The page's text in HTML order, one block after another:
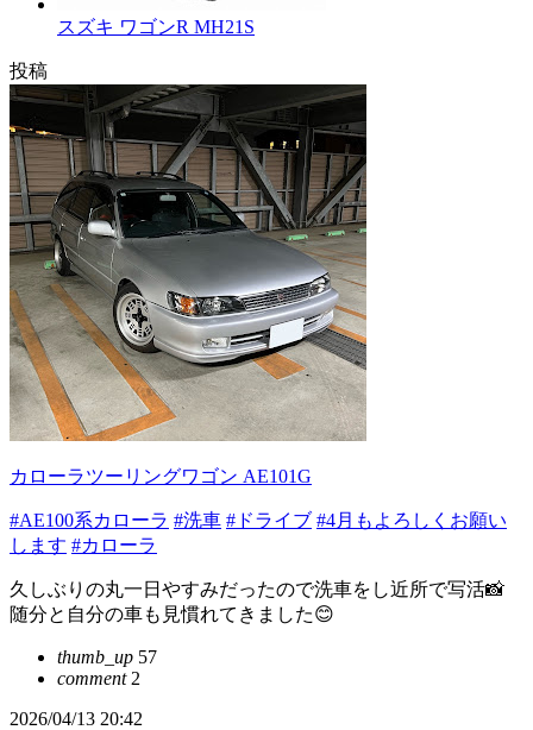
スズキ ワゴンR MH21S
投稿
カローラツーリングワゴン AE101G
#AE100系カローラ #洗車 #ドライブ #4月もよろしくお願い
します #カローラ
久しぶりの丸一日やすみだったので洗車をし近所で写活📸
随分と自分の車も見慣れてきました😊
thumb_up 57
comment2
2026/04/13 20:42